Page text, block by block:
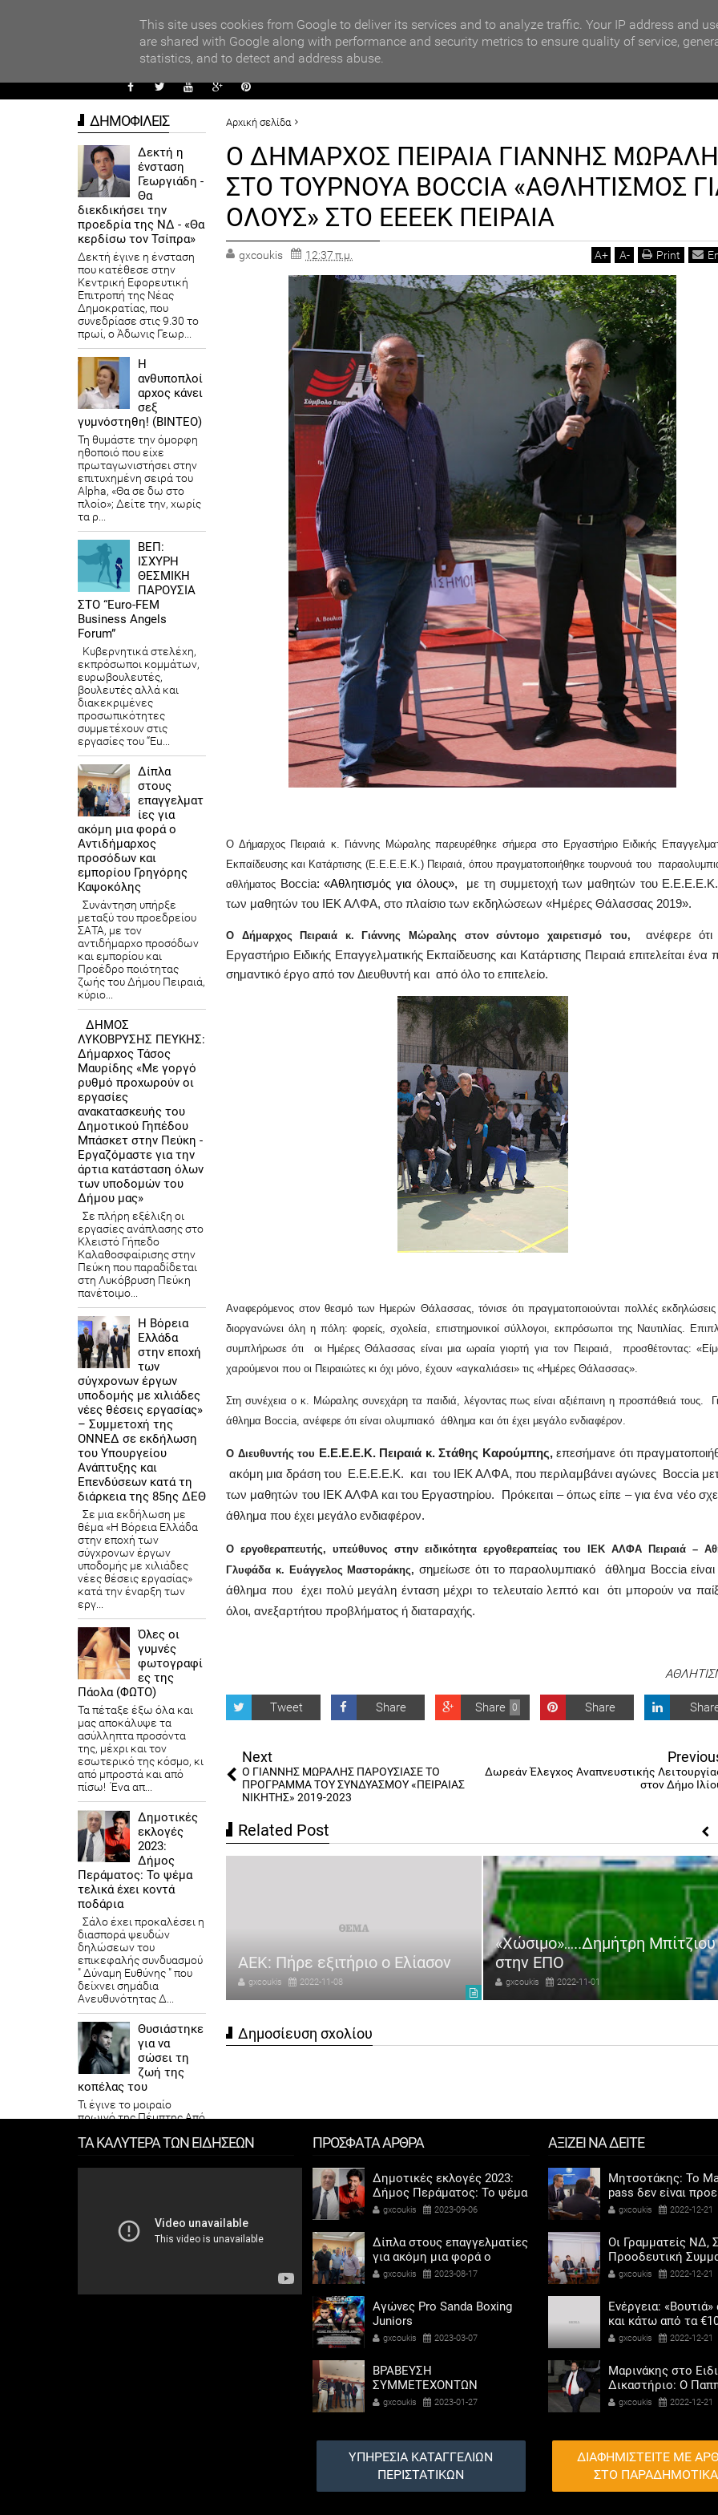
ΑΥΤΟΔΙΟΙΚΗΣΗ
Αρχική σελίδα
ΑΘΛΗΤΙΣΜΟΣ
Ο ΔΗΜΑΡΧΟΣ ΠΕΙΡΑΙΑ ΓΙΑΝΝΗΣ ΜΩΡΑΛΗΣ ΣΤΟ ΤΟΥΡΝΟΥΑ BOCCIA «ΑΘΛΗΤΙΣΜΟΣ ΓΙΑ ΟΛΟΥΣ» ΣΤΟ ΕΕΕΕΚ
ΠΕΙΡΑΙΑ
Ο ΔΗΜΑΡΧΟΣ ΠΕΙΡΑΙΑ ΓΙΑΝΝΗΣ
ΣΤΟ ΤΟΥΡΝΟΥΑ BOCCIA «ΑΘΛΗΤΙΣΜΟΣ
ΟΛΟΥΣ» ΣΤΟ ΕΕΕΕΚ ΠΕΙΡΑΙΑ
gxcoukis 12:37 π.μ. A+ A- Print
Ο Δήμαρχος Πειραιά κ. Γιάννης Μώραλης παρευρέθηκε σήμερα στο Εργαστήριο Ειδικής
Εκπαίδευσης και Κατάρτισης (Ε.Ε.Ε.Ε.Κ.) Πειραιά, όπου πραγματοποιήθηκε τουρνουά του
αθλήματος Boccia: «Αθλητισμός για όλους»,
με τη συμμετοχή των μαθητών του Ε.Ε.Ε.Ε.Κ.
των μαθητών του ΙΕΚ ΑΛΦΑ, στο πλαίσιο των εκδηλώσεων «Ημέρες Θάλασσας 2019».
Ο Δήμαρχος Πειραιά κ. Γιάννης Μώραλης στον σύντομο χαιρετισμό του,
ανέφερε ότι
Εργαστήριο Ειδικής Επαγγελματικής Εκπαίδευσης και Κατάρτισης Πειραιά επιτελείται ένα
σημαντικό έργο από τον Διευθυντή και από όλο το επιτελείο.
Αναφερόμενος στον θεσμό των Ημερών Θάλασσας, τόνισε ότι πραγματοποιούνται πολλές
διοργανώνει όλη η πόλη: φορείς, σχολεία, επιστημονικοί σύλλογοι, εκπρόσωποι της Ναυτιλίας.
συμπλήρωσε ότι οι Ημέρες Θάλασσας είναι μια ωραία γιορτή για τον Πειραιά, προσθέτοντας:
χαρούμενοι που οι Πειραιώτες κι όχι μόνο, έχουν «αγκαλιάσει» τις «Ημέρες Θάλασσας».
Στη συνέχεια ο κ. Μώραλης συνεχάρη τα παιδιά, λέγοντας πως είναι αξιέπαινη η προσπάθειά τους.
άθλημα Boccia, ανέφερε ότι είναι ολυμπιακό άθλημα και ότι έχει μεγάλο ενδιαφέρον.
Ο Διευθυντής του Ε.Ε.Ε.Ε.Κ. Πειραιά κ. Στάθης Καρούμπης,επεσήμανε ότι
ακόμη μια δράση του Ε.Ε.Ε.Ε.Κ. και του ΙΕΚ ΑΛΦΑ, που περιλαμβάνει αγώνες Boccia
των μαθητών του ΙΕΚ ΑΛΦΑ και του Εργαστηρίου. Πρόκειται – όπως είπε – για ένα νέο
άθλημα που έχει μεγάλο ενδιαφέρον.
Ο εργοθεραπευτής, υπεύθυνος στην ειδικότητα εργοθεραπείας του ΙΕΚ ΑΛΦΑ Πειραιά –
Γλυφάδα κ. Ευάγγελος Μαστοράκης, σημείωσε ότι το παραολυμπιακό άθλημα Boccia
άθλημα που έχει πολύ μεγάλη ένταση μέχρι το τελευταίο λεπτό και ότι μπορούν να
όλοι, ανεξαρτήτου προβλήματος ή διαταραχής.
Tweet Share 0
Share Share
Next
Ο ΓΙΑΝΝΗΣ ΜΩΡΑΛΗΣ ΠΑΡΟΥΣΙΑΣΕ ΤΟ
ΠΡΟΓΡΑΜΜΑ ΤΟΥ ΣΥΝΔΥΑΣΜΟΥ «ΠΕΙΡΑΙΑΣ
ΝΙΚΗΤΗΣ» 2019-2023
Δωρεάν Έλεγχος Αναπνευστικής
στον Δήμο
Related Post
«Λάθος η επιλογή του
για το Μουντιάλ»
2022-11-08
ΑΕΚ: Πήρε εξιτήριο ο Ελίασον
gxcoukis 2022-11-08
«Χώσιμο»…..Δημήτρη Μπίτζιου
στην ΕΠΟ
gxcoukis 2022-11-01
Δημοσίευση σχολίου
ΔΗΜΟΦΙΛΕΙΣ
Δεκτή η
ένσταση
Γεωργιάδη -
Θα
διεκδικήσει την
προεδρία της ΝΔ - «Θα
κερδίσω τον Τσίπρα»
Δεκτή έγινε η ένσταση
που κατέθεσε στην
Κεντρική Εφορευτική
Επιτροπή της Νέας
Δημοκρατίας, που
συνεδρίασε στις 9.30 το
πρωί, ο Άδωνις Γεωρ...
Η
ανθυποπλοί
αρχος κάνει
σεξ
γυμνόστηθη! (ΒΙΝΤΕΟ)
Τη θυμάστε την όμορφη
ηθοποιό που είχε
πρωταγωνιστήσει στην
επιτυχημένη σειρά του
Alpha, «Θα σε δω στο
πλοίο»; Δείτε την, χωρίς
τα ρ...
ΒΕΠ:
ΙΣΧΥΡΗ
ΘΕΣΜΙΚΗ
ΠΑΡΟΥΣΙΑ
ΣΤΟ “Euro-FEM
Business Angels
Forum”
Κυβερνητικά στελέχη,
εκπρόσωποι κομμάτων,
ευρωβουλευτές,
βουλευτές αλλά και
διακεκριμένες
προσωπικότητες
συμμετέχουν στις
εργασίες του “Eu...
Δίπλα
στους
επαγγελματ
ίες για
ακόμη μια φορά ο
Αντιδήμαρχος
προσόδων και
εμπορίου Γρηγόρης
Καψοκόλης
Συνάντηση υπήρξε
μεταξύ του προεδρείου
ΣΑΤΑ, με τον
αντιδήμαρχο προσόδων
και εμπορίου και
Προέδρο ποιότητας
ζωής του Δήμου Πειραιά,
κύριο...
ΔΗΜΟΣ
ΛΥΚΟΒΡΥΣΗΣ ΠΕΥΚΗΣ:
Δήμαρχος Τάσος
Μαυρίδης «Με γοργό
ρυθμό προχωρούν οι
εργασίες
ανακατασκευής του
Δημοτικού Γηπέδου
Μπάσκετ στην Πεύκη -
Εργαζόμαστε για την
άρτια κατάσταση όλων
των υποδομών του
Δήμου μας»
Σε πλήρη εξέλιξη οι
εργασίες ανάπλασης στο
Κλειστό Γήπεδο
Καλαθοσφαίρισης στην
Πεύκη που παραδίδεται
στη Λυκόβρυση Πεύκη
πανέτοιμο...
Η Βόρεια
Ελλάδα
στην εποχή
των
σύγχρονων έργων
υποδομής με χιλιάδες
νέες θέσεις εργασίας»
– Συμμετοχή της
ΟΝΝΕΔ σε εκδήλωση
του Υπουργείου
Ανάπτυξης και
Επενδύσεων κατά τη
διάρκεια της 85ης ΔΕΘ
Σε μια εκδήλωση με
θέμα «Η Βόρεια Ελλάδα
στην εποχή των
σύγχρονων έργων
υποδομής με χιλιάδες
νέες θέσεις εργασίας»
κατά την έναρξη των
εργ...
Όλες οι
γυμνές
φωτογραφί
ες της
Πάολα (ΦΩΤΟ)
Τα πέταξε έξω όλα και
μας αποκάλυψε τα
ασύλληπτα προσόντα
της, μέχρι και τον
εσωτερικό της κόσμο, κι
από μπροστά και από
πίσω! Ένα απ...
Δημοτικές
εκλογές
2023:
Δήμος
Περάματος: Το ψέμα
τελικά έχει κοντά
ποδάρια
Σάλο έχει προκαλέσει η
διασπορά ψευδών
δηλώσεων του
επικεφαλής συνδυασμού
" Δύναμη Ευθύνης " που
δείχνει σημάδια
Ανευθυνότητας Δ...
Θυσιάστηκε
για να
σώσει τη
ζωή της
κοπέλας του
Τι έγινε το μοιραίο
πρωινό της Πέμπτης Από
μάτια της Φρόσως
τρέχουν ασταμάτητα....
περιστατικό επίθεσης
σκύλων σε βάρος
ΤΑ ΚΑΛΥΤΕΡΑ ΤΩΝ ΕΙΔΗΣΕΩΝ ΠΡΟΣΦΑΤΑ ΑΡΘΡΑ
Δημοτικές εκλογές 2023:
Δήμος Περάματος: Το ψέμα
τελικά έχει κοντά ποδάρια
gxcoukis 2023-09-06
Δίπλα στους επαγγελματίες
για ακόμη μια φορά ο
Αντιδήμαρχος προσόδων
Καψοκόλης
gxcoukis 2023-08-17
Αγώνες Pro Sanda Boxing
Juniors
gxcoukis 2023-03-07
ΒΡΑΒΕΥΣΗ
ΣΥΜΜΕΤΕΧΟΝΤΩΝ
ΣΧΟΛΕΙΩΝ ΣΤΟΝ ΤΟΠΙΚΟ
gxcoukis 2023-01-27
ΥΠΗΡΕΣΙΑ ΚΑΤΑΓΓΕΛΙΩΝ
ΠΕΡΙΣΤΑΤΙΚΩΝ
ΑΞΙΖΕΙ ΝΑ ΔΕΙΤΕ
Μητσοτάκης: Το
pass δεν είναι
αντίδωρο -
gxcoukis 2022-12-21
Οι Γραμματείς ΝΔ,
Προοδευτική
ΠΑΣΟΚ - Κίνημα
των γυναικών στην
πολιτική
gxcoukis 2022-12-21
Ενέργεια:
και κάτω από τα
η τιμή του φυσικού
gxcoukis 2022-12-21
Μαρινάκης στο
Δικαστήριο: Ο
ζήτησε να βοηθήσω
ΣΥΡΙΖΑ
gxcoukis 2022-12-21
ΔΙΑΦΗΜΙΣΤΕΙΤΕ ΜΕ
ΣΤΟ ΠΑΡΑΔΗΜΟΤΙΚΑ
This site uses cookies from Google to deliver its services and to analyze traffic. Your IP address and
are shared with Google along with performance and security metrics to ensure quality of service,
statistics, and to detect and address abuse.